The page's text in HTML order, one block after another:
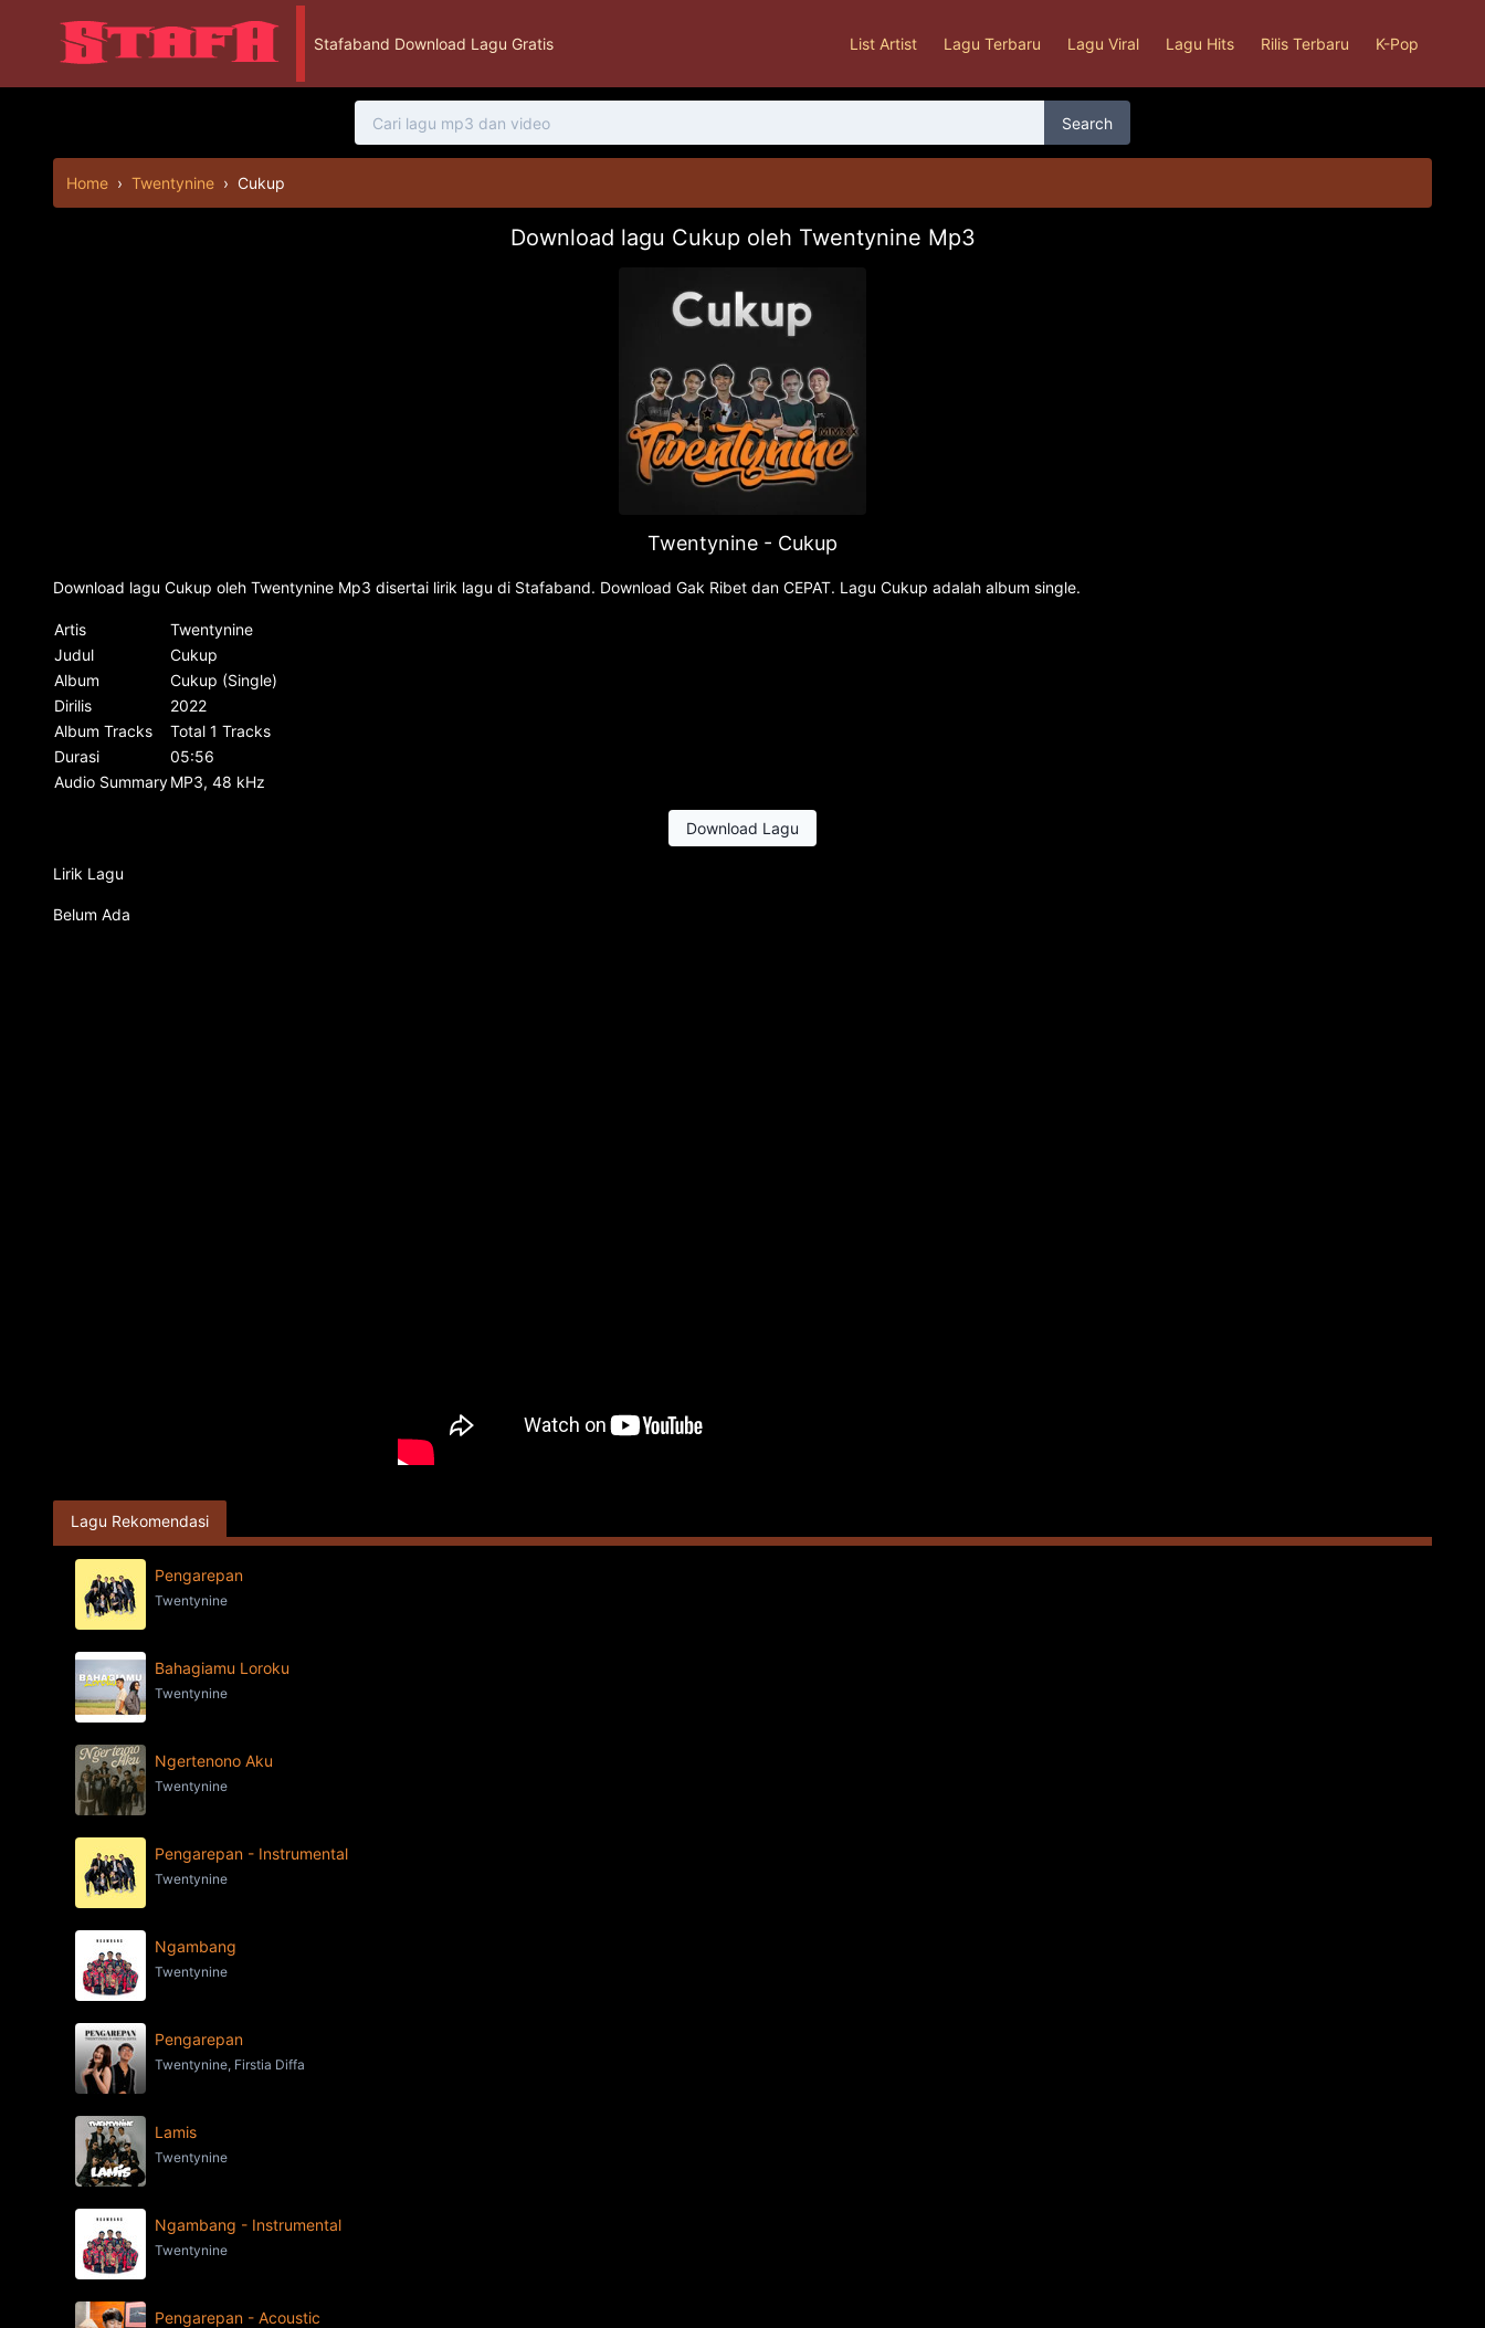
Stafaband Download Lagu Gratis List Artist Lagu Terbaru Lagu Viral Lagu Hits Rilis Terbaru K-Pop
Search
Home › Twentynine › Cukup
Download lagu Cukup oleh Twentynine Mp3
Twentynine - Cukup
Download lagu Cukup oleh Twentynine Mp3 disertai lirik lagu di Stafaband. Download Gak Ribet dan CEPAT. Lagu Cukup adalah album single.
Artis
Twentynine
Judul
Cukup
Album
Cukup (Single)
Dirilis
2022
Album Tracks
Total 1 Tracks
Durasi
05:56
Audio SummaryMP3, 48 kHz
Download Lagu
Lirik Lagu
Belum Ada
Lagu Rekomendasi
Pengarepan
Twentynine
Bahagiamu Loroku
Twentynine
Ngertenono Aku
Twentynine
Pengarepan - Instrumental
Twentynine
Ngambang
Twentynine
Pengarepan
Twentynine, Firstia Diffa
Lamis
Twentynine
Ngambang - Instrumental
Twentynine
Pengarepan - Acoustic